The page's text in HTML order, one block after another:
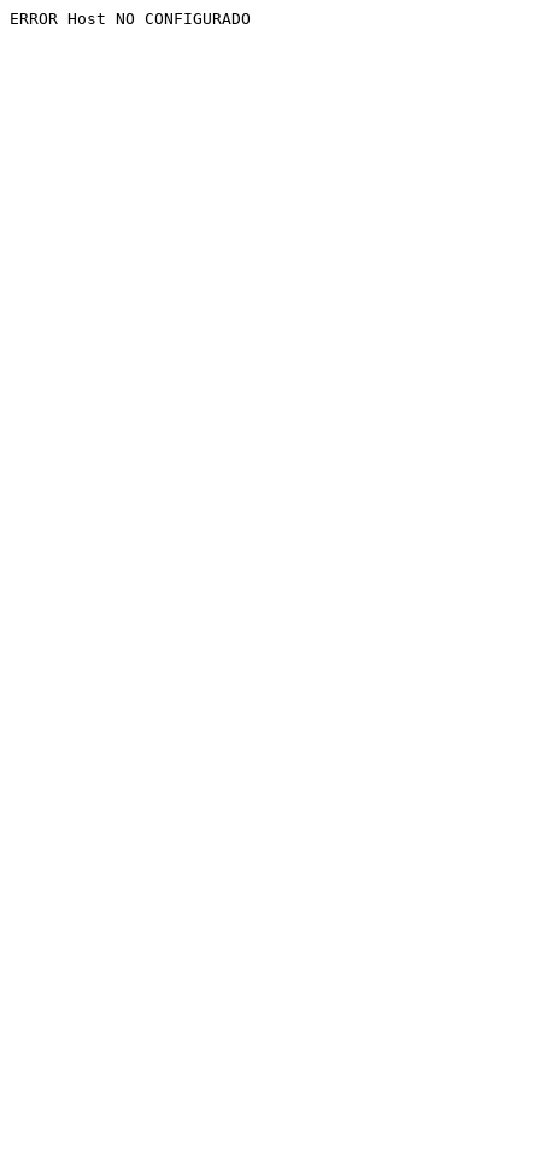
ERROR Host NO CONFIGURADO